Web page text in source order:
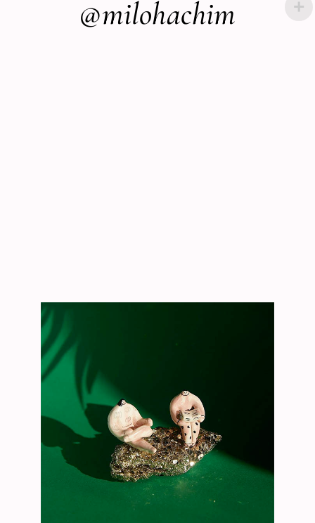
@milohachim